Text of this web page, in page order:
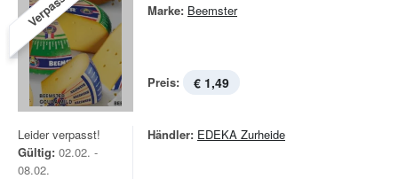
Marke: Beemster
Preis: € 1,49
Leider verpasst!
Gültig: 02.02. -
08.02.
Händler: EDEKA Zurheide